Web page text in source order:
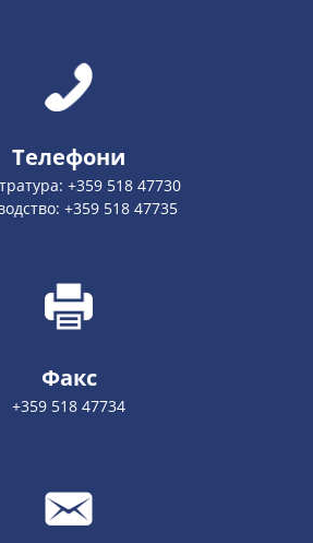
Телефони
+359 518 47730
+359 518 47735
Факс
+359 518 47734